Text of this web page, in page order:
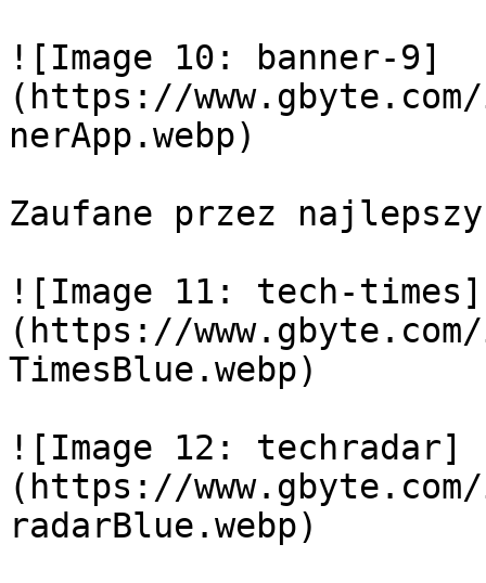
![Image 10: banner-9]
(https://www.gbyte.com/
nerApp.webp)
Zaufane przez
![Image 11: tech-times]
(https://
TimesBlue.webp)
![Image 12: techradar]
(https://
radarBlue.webp)